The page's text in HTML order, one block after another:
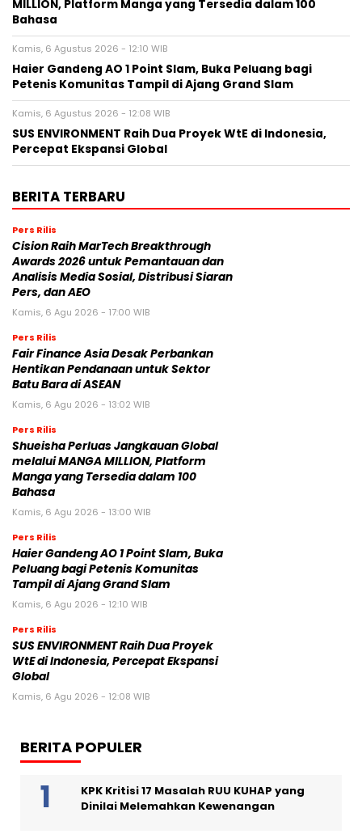
MILLION, Platform Manga yang Tersedia dalam 100
Bahasa
Kamis, 6 Agustus 2026 - 12:10 WIB
Haier Gandeng AO 1 Point Slam, Buka Peluang bagi
Petenis Komunitas Tampil di Ajang Grand Slam
Kamis, 6 Agustus 2026 - 12:08 WIB
SUS ENVIRONMENT Raih Dua Proyek WtE di Indonesia,
Percepat Ekspansi Global
BERITA TERBARU
Pers Rilis
Cision Raih MarTech Breakthrough
Awards 2026 untuk Pemantauan dan
Analisis Media Sosial, Distribusi Siaran
Pers, dan AEO
Kamis, 6 Agu 2026 - 17:00 WIB
Pers Rilis
Fair Finance Asia Desak Perbankan
Hentikan Pendanaan untuk Sektor
Batu Bara di ASEAN
Kamis, 6 Agu 2026 - 13:02 WIB
Pers Rilis
Shueisha Perluas Jangkauan Global
melalui MANGA MILLION, Platform
Manga yang Tersedia dalam 100
Bahasa
Kamis, 6 Agu 2026 - 13:00 WIB
Pers Rilis
Haier Gandeng AO 1 Point Slam, Buka
Peluang bagi Petenis Komunitas
Tampil di Ajang Grand Slam
Kamis, 6 Agu 2026 - 12:10 WIB
Pers Rilis
SUS ENVIRONMENT Raih Dua Proyek
WtE di Indonesia, Percepat Ekspansi
Global
Kamis, 6 Agu 2026 - 12:08 WIB
BERITA POPULER
KPK Kritisi 17 Masalah RUU KUHAP yang
Dinilai Melemahkan Kewenangan